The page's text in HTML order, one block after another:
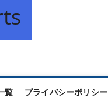
覧 プライバシーポリシー